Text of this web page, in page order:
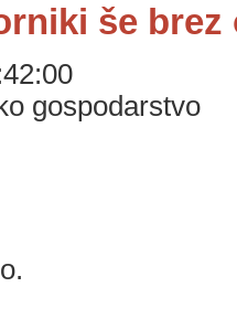
še
gospodarstvo